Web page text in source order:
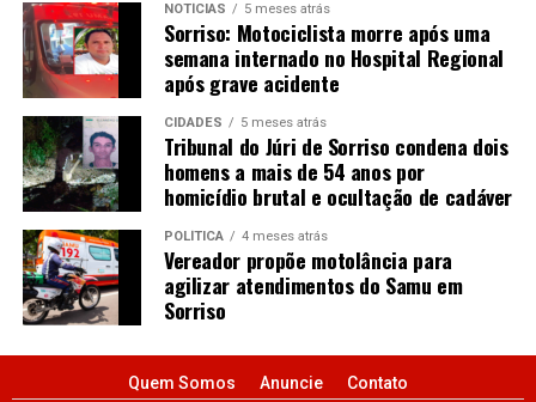
NOTÍCIAS 5 meses atrás
Sorriso: Motociclista morre após uma
semana internado no Hospital Regional
após grave acidente
CIDADES 5 meses atrás
Tribunal do Júri de Sorriso condena dois
homens a mais de 54 anos por
homicídio brutal e ocultação de cadáver
POLÍTICA 4 meses atrás
Vereador propõe motolância para
agilizar atendimentos do Samu em
Sorriso
Quem Somos Anuncie Contato